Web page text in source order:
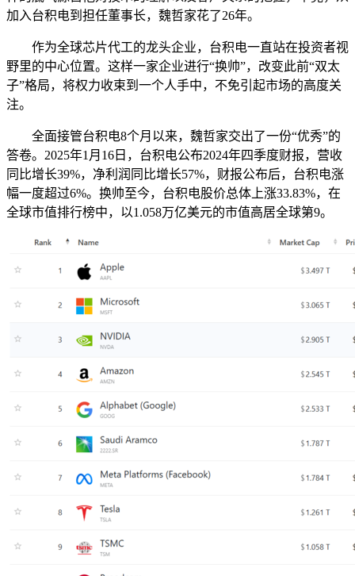
加入台积电到担任董事长，魏哲家花了26年。
作为全球芯片代工的龙头企业，台积电一直站在投资者视
野里的中心位置。这样一家企业进行“换帅”，改变此前“双太
子”格局，将权力收束到一个人手中，不免引起市场的高度关
注。
全面接管台积电8个月以来，魏哲家交出了一份“优秀”的
答卷。2025年1月16日，台积电公布2024年四季度财报，营收
同比增长39%，净利润同比增长57%，财报公布后，台积电涨
幅一度超过6%。换帅至今，台积电股价总体上涨33.83%，在
全球市值排行榜中，以1.058万亿美元的市值高居全球第9。